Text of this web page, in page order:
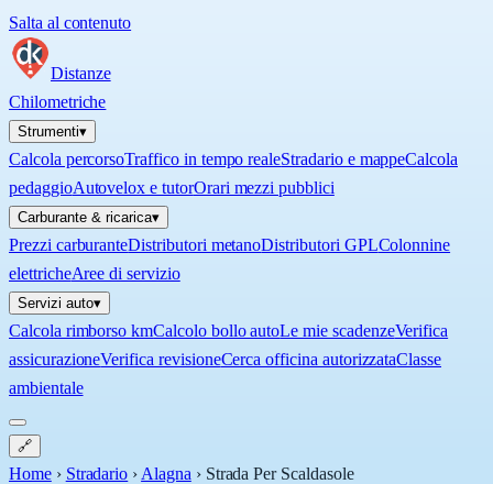
Salta al contenuto
Distanze
Chilometriche
Strumenti▾
Calcola percorsoTraffico in tempo realeStradario e mappeCalcola
pedaggioAutovelox e tutorOrari mezzi pubblici
Carburante & ricarica▾
Prezzi carburanteDistributori metanoDistributori GPLColonnine
elettricheAree di servizio
Servizi auto▾
Calcola rimborso kmCalcolo bollo autoLe mie scadenzeVerifica
assicurazioneVerifica revisioneCerca officina autorizzataClasse
ambientale
🔗
Home › Stradario › Alagna › Strada Per Scaldasole